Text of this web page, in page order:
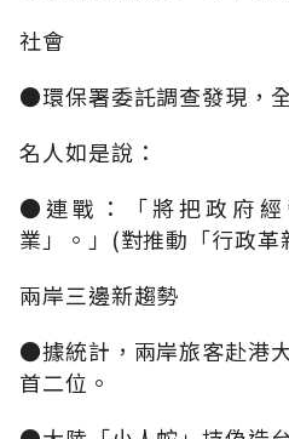
社會
●環保署委託調查發現，
名人如是說：
●連戰：「將把政府
業」。」(對推動「行政革
兩岸三邊新趨勢
●據統計，兩岸旅客赴港
首二位。